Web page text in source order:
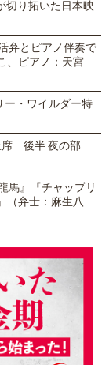
り拓いた日本映
弁とピアノ伴奏で
、ピアノ：天宮
・ワイルダー特
後半 夜の部
馬』『チャップリ
（弁士：麻生八